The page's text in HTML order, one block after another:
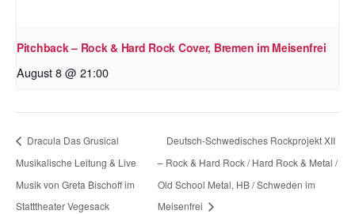
Pitchback – Rock & Hard Rock Cover, Bremen im Meisenfrei
August 8 @ 21:00
Dracula Das Grusical
Musikalische Leitung & Live
Musik von Greta Bischoff im
Statttheater Vegesack
Deutsch-Schwedisches Rockprojekt XII
– Rock & Hard Rock / Hard Rock & Metal /
Old School Metal, HB / Schweden im
Meisenfrei